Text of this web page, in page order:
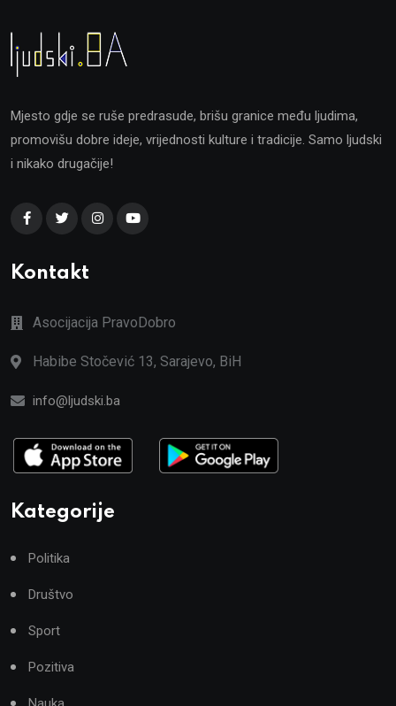
Mjesto gdje se ruše predrasude, brišu granice među ljudima,
promovišu dobre ideje, vrijednosti kulture i tradicije. Samo ljudski
i nikako drugačije!
Kontakt
Asocijacija PravoDobro
Habibe Stočević 13, Sarajevo, BiH
info@ljudski.ba
Kategorije
Politika
Društvo
Sport
Pozitiva